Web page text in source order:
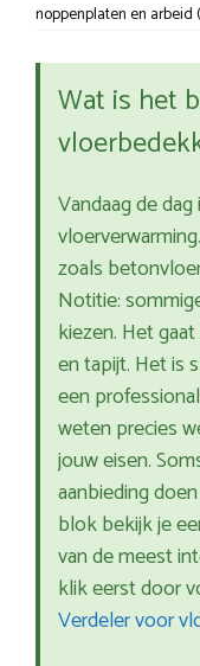
noppenplaten en arbeid
Wat is het
Vandaag de
zoals
Notitie:
kiezen. Het
en tapijt. Het is
een
weten precies
jouw eisen.
aanbieding
blok bekijk je
van de meest
klik eerst door
Verdeler voor